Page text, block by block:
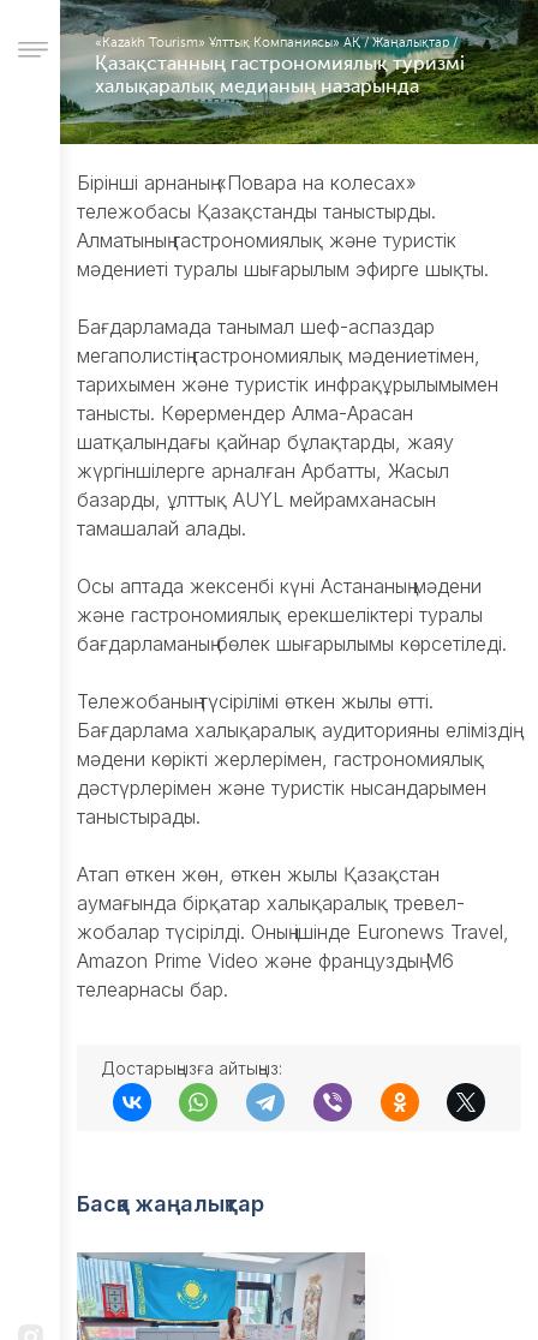
Компания
туралы
шаралар
басқару
Сатып
қызметі
Жұмыс
орындары
Есеп
беру
Халықпен
байланыc
жемқорлыққа
қарсы
қызмет
құрылымы
аудит
қызметі
Жүйелік
Тарих
Қоғамдық
кеңес
Сұрақ-
Kids Go Free
бағдарламасы
бойынша
НеоНомад
Инвесторларға
«Kazakh Tourism» Ұлттық Компаниясы» АҚ/Жаңалықтар/
Қазақстанның гастрономиялық туризмі
халықаралық медианың назарында
Бірінші арнаның «Повара на колесах»
тележобасы Қазақстанды таныстырды.
Алматының гастрономиялық және туристік
мәдениеті туралы шығарылым эфирге шықты.
Бағдарламада танымал шеф-аспаздар
мегаполистің гастрономиялық мәдениетімен,
тарихымен және туристік инфрақұрылымымен
танысты. Көрермендер Алма-Арасан
шатқалындағы қайнар бұлақтарды, жаяу
жүргіншілерге арналған Арбатты, Жасыл
базарды, ұлттық AUYL мейрамханасын
тамашалай алады.
Осы аптада жексенбі күні Астананың мәдени
және гастрономиялық ерекшеліктері туралы
бағдарламаның бөлек шығарылымы көрсетіледі.
Тележобаның түсірілімі өткен жылы өтті.
Бағдарлама халықаралық аудиторияны еліміздің
мәдени көрікті жерлерімен, гастрономиялық
дәстүрлерімен және туристік нысандарымен
таныстырады.
Атап өткен жөн, өткен жылы Қазақстан
аумағында бірқатар халықаралық тревел-
жобалар түсірілді. Оның ішінде Euronews Travel,
Amazon Prime Video және француздың M6
телеарнасы бар.
Достарыңызға айтыңыз:
Басқа жаңалықтар